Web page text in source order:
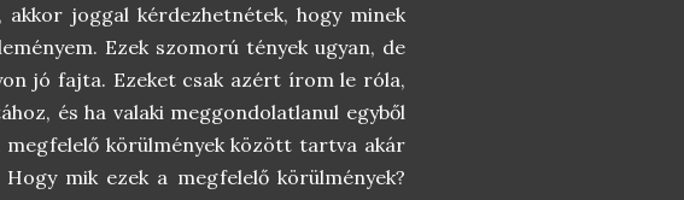
joggal kérdezhetnétek, hogy minek
Ezek szomorú tények ugyan, de
jó fajta. Ezeket csak azért írom le róla,
és ha valaki meggondolatlanul egyből
körülmények között tartva akár
mik ezek a megfelelő körülmények?